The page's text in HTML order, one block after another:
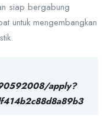
siap bergabung
untuk mengembangkan
apply?